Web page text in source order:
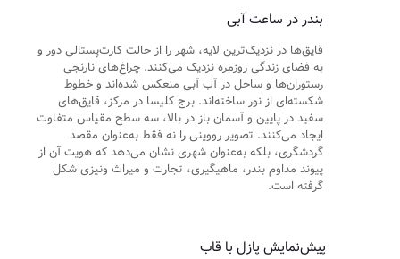
بندر در ساعت آبی
قایق‌ها در نزدیک‌ترین لایه، شهر را از حالت کارت‌پستالی دور و
به فضای زندگی روزمره نزدیک می‌کنند. چراغ‌های نارنجی
رستوران‌ها و ساحل در آب آبی منعکس شده‌اند و خطوط
شکسته‌ای از نور ساخته‌اند. برج کلیسا در مرکز، قایق‌های
سفید در پایین و آسمان باز در بالا، سه سطح مقیاس متفاوت
ایجاد می‌کنند. تصویر رووینی را نه فقط به‌عنوان مقصد
گردشگری، بلکه به‌عنوان شهری نشان می‌دهد که هویت آن از
پیوند مداوم بندر، ماهیگیری، تجارت و میراث ونیزی شکل
گرفته است.
پیش‌نمایش پازل با قاب